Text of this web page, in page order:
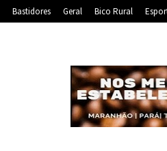
Bastidores Geral Bico Rural